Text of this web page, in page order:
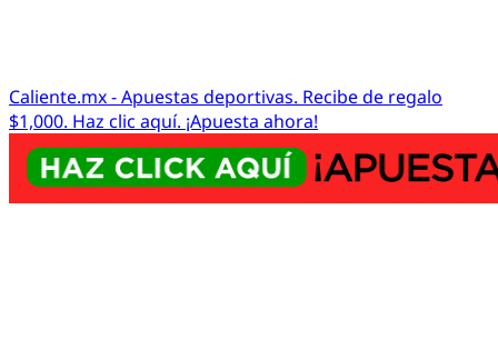
Caliente.mx - Apuestas deportivas. Recibe de regalo
$1,000. Haz clic aquí. ¡Apuesta ahora!